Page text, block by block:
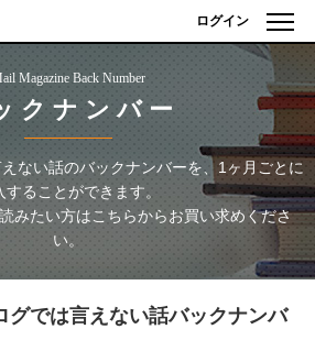
ログイン
Magazine Back Number
クナンバー
ない話のバックナンバーを、1ヶ月ごとに
することができます。
みたい方はこちらからお買い求めくださ
い。
グでは言えない話バックナンバ